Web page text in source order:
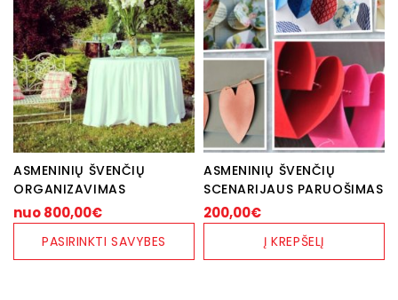
ASMENINIŲ ŠVENČIŲ
ORGANIZAVIMAS
nuo800,00€
PASIRINKTI SAVYBES
The
options
may
be
chosen
on
the
product
page
ASMENINIŲ ŠVENČIŲ
SCENARIJAUS PARUOŠIMAS
200,00€
Į KREPŠELĮ